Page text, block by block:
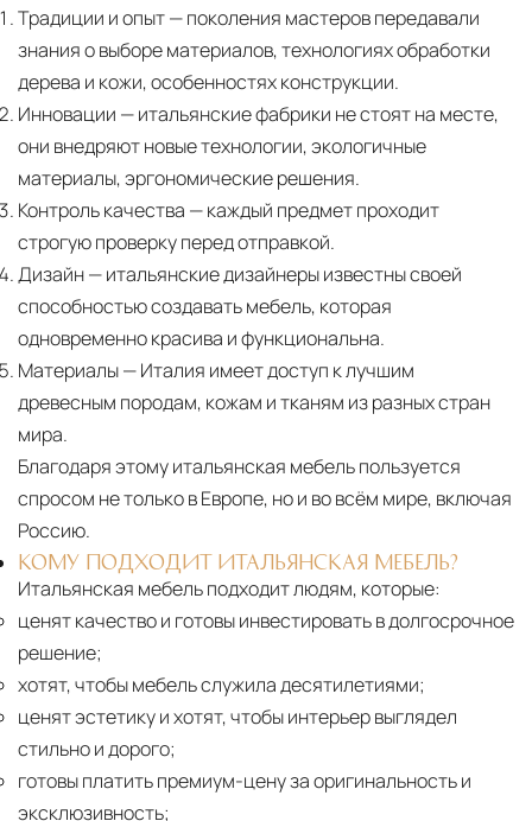
Традиции и опыт— поколения мастеров передавали
знания о выборе материалов, технологиях обработки
дерева и кожи, особенностях конструкции.
Инновации — итальянские фабрики не стоят на месте,
они внедряют новые технологии, экологичные
материалы, эргономические решения.
Контроль качества — каждый предмет проходит
строгую проверку перед отправкой.
Дизайн— итальянские дизайнеры известны своей
способностью создавать мебель, которая
одновременно красива и функциональна.
Материалы— Италия имеет доступ к лучшим
древесным породам, кожам и тканям из разных стран
мира.
Благодаря этому итальянская мебель пользуется
спросом не только в Европе, но и во всём мире, включая
Россию.
КОМУ ПОДХОДИТ ИТАЛЬЯНСКАЯ МЕБЕЛЬ?
Итальянская мебель подходит людям, которые:
ценят качество и готовы инвестировать в долгосрочное
решение;
хотят, чтобы мебель служила десятилетиями;
ценят эстетику и хотят, чтобы интерьер выглядел
стильно и дорого;
готовы платить премиум-цену за оригинальность и
эксклюзивность;